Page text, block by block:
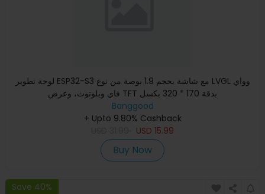
لوحة تطوير ESP32-S3 مع شاشة بحجم 1.9 بوصة من نوع LVGL وواي
فاي وبلوتوث، وعرض TFT بدقة 170 * 320 بكسل
Banggood
+ Upto 9.80% Cashback
USD 15.99
Buy Now
Save 40%